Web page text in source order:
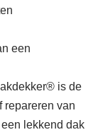
een
is de
repareren van
lekkend dak